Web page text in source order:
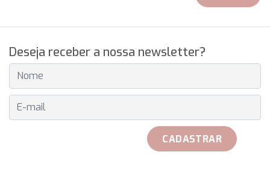
Deseja receber a nossa newsletter?
E-MAIL
CADASTRAR